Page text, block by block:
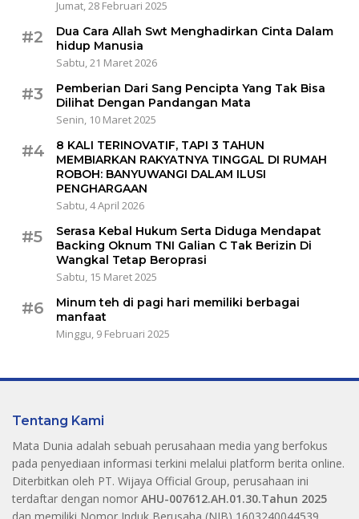
Jumat, 28 Februari 2025
#2
Dua Cara Allah Swt Menghadirkan Cinta Dalam
hidup Manusia
Sabtu, 21 Maret 2026
#3
Pemberian Dari Sang Pencipta Yang Tak Bisa
Dilihat Dengan Pandangan Mata
Senin, 10 Maret 2025
#4
8 KALI TERINOVATIF, TAPI 3 TAHUN
MEMBIARKAN RAKYATNYA TINGGAL DI RUMAH
ROBOH: BANYUWANGI DALAM ILUSI
PENGHARGAAN
Sabtu, 4 April 2026
#5
Serasa Kebal Hukum Serta Diduga Mendapat
Backing Oknum TNI Galian C Tak Berizin Di
Wangkal Tetap Beroprasi
Sabtu, 15 Maret 2025
#6
Minum teh di pagi hari memiliki berbagai
manfaat
Minggu, 9 Februari 2025
Tentang Kami
Mata Dunia adalah sebuah perusahaan media yang berfokus
pada penyediaan informasi terkini melalui platform berita online.
Diterbitkan oleh PT. Wijaya Official Group, perusahaan ini
terdaftar dengan nomor AHU-007612.AH.01.30.Tahun 2025
dan memiliki Nomor Induk Berusaha (NIB) 1603240044539.